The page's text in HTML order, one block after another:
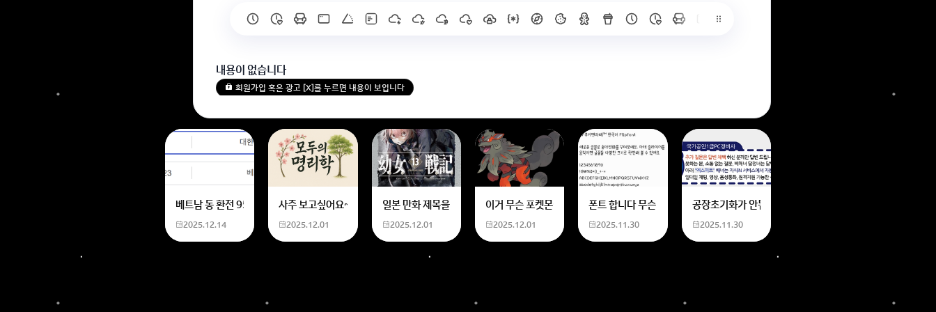
내용이 없습니다
회원가입 혹은 광고 [X]를 누르면 내용이 보입니다
베트남 동 환전 950,000원동 한화 계산할때0하나 빼고 나누기 2하면 되는거 아닌가요??제가 알고 있는거랑
2025.12.14
사주 보고싶어요~ 사주 보고 싶은데 어디서 봐야할 지모르겠어요여자 양력 2007 04 06
2025.12.01
일본 만화 제목을 찾습니다 - 비행 마법 저격 여자 기억하기로는 위의 내용에 있는 일본 만화 제목을 찾습니다. 만화의 내용은
2025.12.01
이거 무슨 포켓몬이에요? 신기하네요
2025.12.01
폰트 합니다 무슨 폰트인지 알려주세요
2025.11.30
공장초기화가 안됩니다 제가 볼륨 아래버튼이랑 전원버튼
2025.11.30